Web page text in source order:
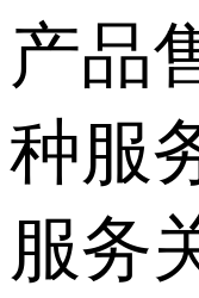
产品
种服
服务